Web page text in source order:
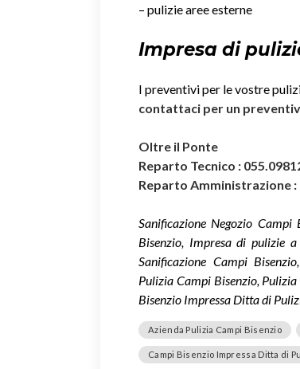
– pulizie aree esterne
Impresa di
I preventivi per le vostre
contattaci per un
Oltre il Ponte
Reparto Tecnico :
Reparto Amministrazione :
Sanificazione Negozio
Bisenzio, Impresa di pulizie
Sanificazione Campi
Pulizia Campi Bisenzio,
Bisenzio Impressa Ditta di
Azienda Pulizia Campi Bisenzio
Campi Bisenzio Impressa Ditta di